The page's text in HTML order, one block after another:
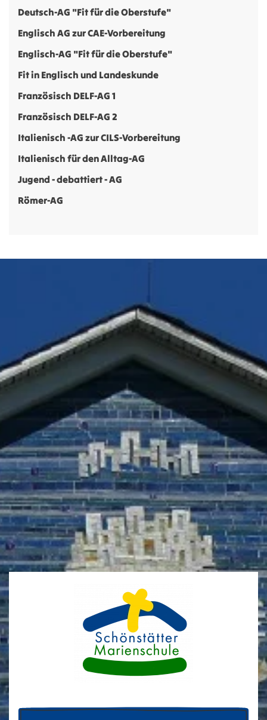
Deutsch-AG "Fit für die Oberstufe"
Englisch AG zur CAE-Vorbereitung
Englisch-AG "Fit für die Oberstufe"
Fit in Englisch und Landeskunde
Französisch DELF-AG 1
Französisch DELF-AG 2
Italienisch -AG zur CILS-Vorbereitung
Italienisch für den Alltag-AG
Jugend - debattiert - AG
Römer-AG